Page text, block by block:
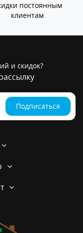
постоянным
клиентам
и скидок?
Подписаться